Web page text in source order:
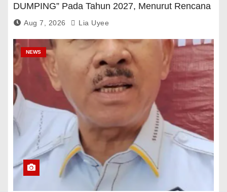
DUMPING” Pada Tahun 2027, Menurut Rencana
Pemerintah
Aug 7, 2026 Lia Uyee
NEWS